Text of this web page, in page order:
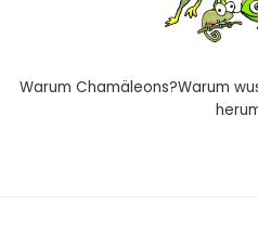
Warum Chamäleons?Warum